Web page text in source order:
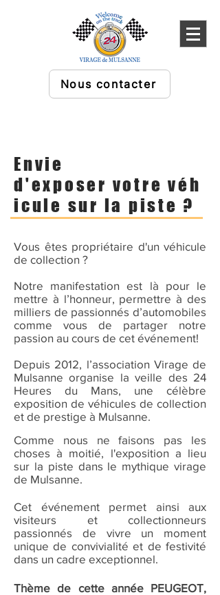
Nous contacter
Envie
d'exposer votre véh
icule sur la piste ?
Vous êtes propriétaire d'un véhicule
de collection ?
Notre manifestation est là pour le
mettre à l’honneur, permettre à des
milliers de passionnés d’automobiles
comme vous de partager notre
passion au cours de cet événement!
Depuis 2012, l’association Virage de
Mulsanne organise la veille des 24
Heures du Mans, une célèbre
exposition de véhicules de collection
et de prestige à Mulsanne.
Comme nous ne faisons pas les
choses à moitié, l'exposition a lieu
sur la piste dans le mythique virage
de Mulsanne.
Cet événement permet ainsi aux
visiteurs et collectionneurs
passionnés de vivre un moment
unique de convivialité et de festivité
dans un cadre exceptionnel.
Thème de cette année PEUGEOT,